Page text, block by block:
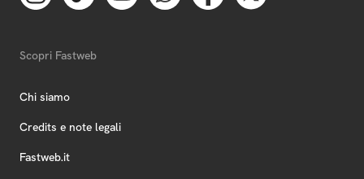
Scopri Fastweb
Chi siamo
Credits e note legali
Fastweb.it